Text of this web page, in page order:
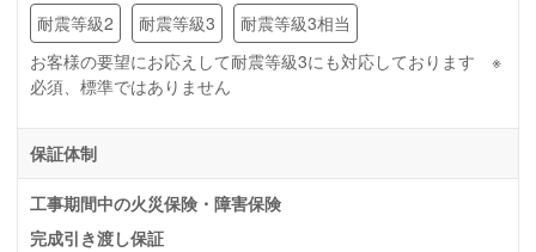
耐震等級2
耐震等級3
耐震等級3相当
お客様の要望にお応えして耐震等級3にも対応しております ※
必須、標準ではありません
保証体制
工事期間中の火災保険・障害保険
完成引き渡し保証